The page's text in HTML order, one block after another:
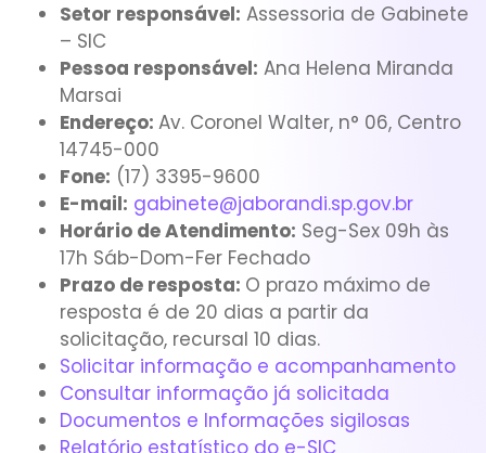
Setor responsável: Assessoria de Gabinete
– SIC
Pessoa responsável: Ana Helena Miranda
Marsai
Endereço: Av. Coronel Walter, n° 06, Centro
14745-000
Fone: (17) 3395-9600
E-mail: gabinete@jaborandi.sp.gov.br
Horário de Atendimento: Seg-Sex 09h às
17h Sáb-Dom-Fer Fechado
Prazo de resposta: O prazo máximo de
resposta é de 20 dias a partir da
solicitação, recursal 10 dias.
Solicitar informação e acompanhamento
Consultar informação já solicitada
Documentos e Informações sigilosas